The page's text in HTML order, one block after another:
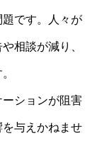
です。人々が
相談が減り、
ションが阻害
与えかねませ